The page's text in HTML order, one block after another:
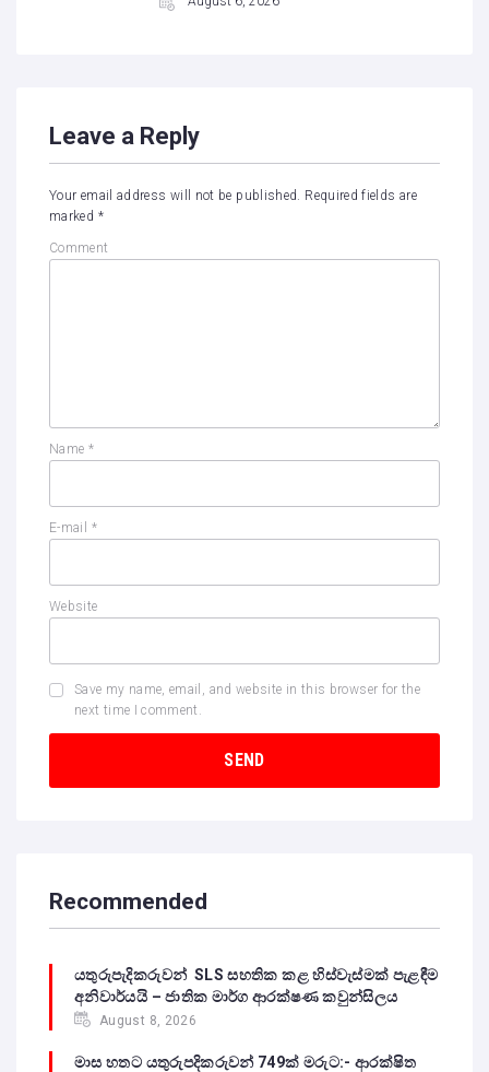
Leave a Reply
Your email address will not be published. Required fields are
marked *
Comment
Name *
E-mail *
Website
Save my name, email, and website in this browser for the
next time I comment.
Recommended
යතුරුපැදිකරුවන් SLS සහතික කළ හිස්වැස්මක් පැළඳීම
අනිවාර්යයි – ජාතික මාර්ග ආරක්ෂණ කවුන්සිලය
August 8, 2026
මාස හතට යතුරුපදිකරුවන් 749ක් මරුට:- ආරක්ෂිත